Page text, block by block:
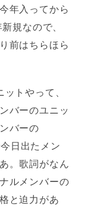
年入ってから
規なので、
前はちらほら
トやって、
バーのユニッ
バーの
日出たメン
。歌詞がなん
ルメンバーの
と迫力があ